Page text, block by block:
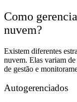
Como
nuvem?
Existem diferentes
nuvem. Elas variam
de gestão e
Autogerenciados